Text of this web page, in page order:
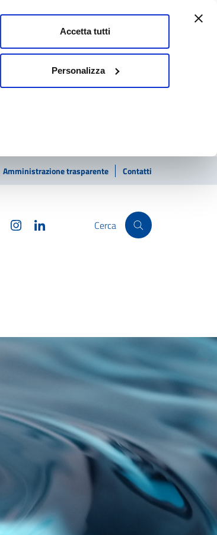
Accetta tutti
Personalizza
Amministrazione trasparente Contatti
FacebookInstagram Cerca